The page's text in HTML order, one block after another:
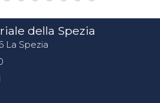
della Spezia
La Spezia